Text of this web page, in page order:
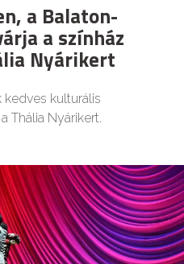
a Balaton-
a színház
Nyárikert
kulturális
Thália Nyárikert.